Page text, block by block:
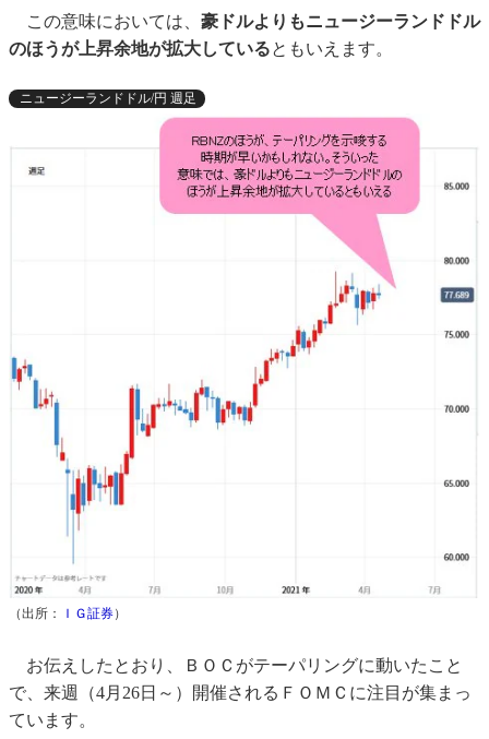
この意味においては、 豪ドルよりもニュージーランドドル
のほうが上昇余地が拡大しているともいえます。
ニュージーランドドル/円 週足
（出所： ＩＧ証券）
お伝えしたとおり、ＢＯＣがテーパリングに動いたこと
で、来週（4月26日～）開催されるＦＯＭＣに注目が集まっ
ています。